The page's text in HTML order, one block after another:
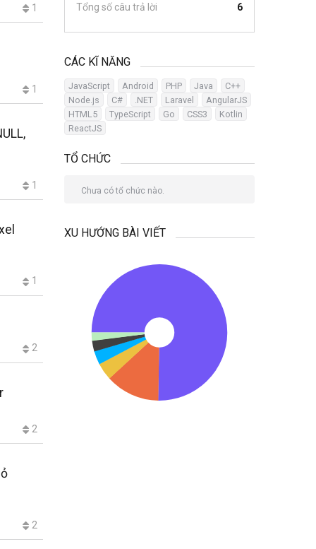
1
1
1
1
2
2
2
Tổng số câu trả lời
6
CÁC KĨ NĂNG
JavaScript Android PHP Java
C++
Node.js
C# .NET Laravel
AngularJS
HTML5
TypeScript Go CSS3
Kotlin
ReactJS
TỔ CHỨC
Chưa có tổ chức nào.
XU HƯỚNG BÀI VIẾT